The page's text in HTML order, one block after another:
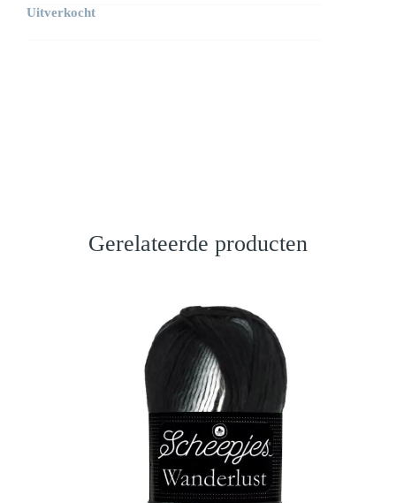
Uitverkocht
Gerelateerde producten